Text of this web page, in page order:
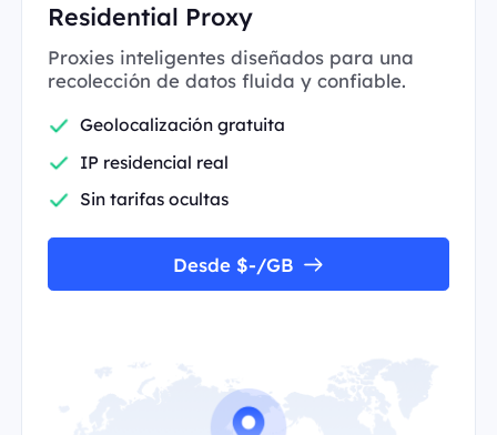
Residential Proxy
Proxies inteligentes diseñados para una
recolección de datos fluida y confiable.
Geolocalización gratuita
IP residencial real
Sin tarifas ocultas
Desde $-/GB